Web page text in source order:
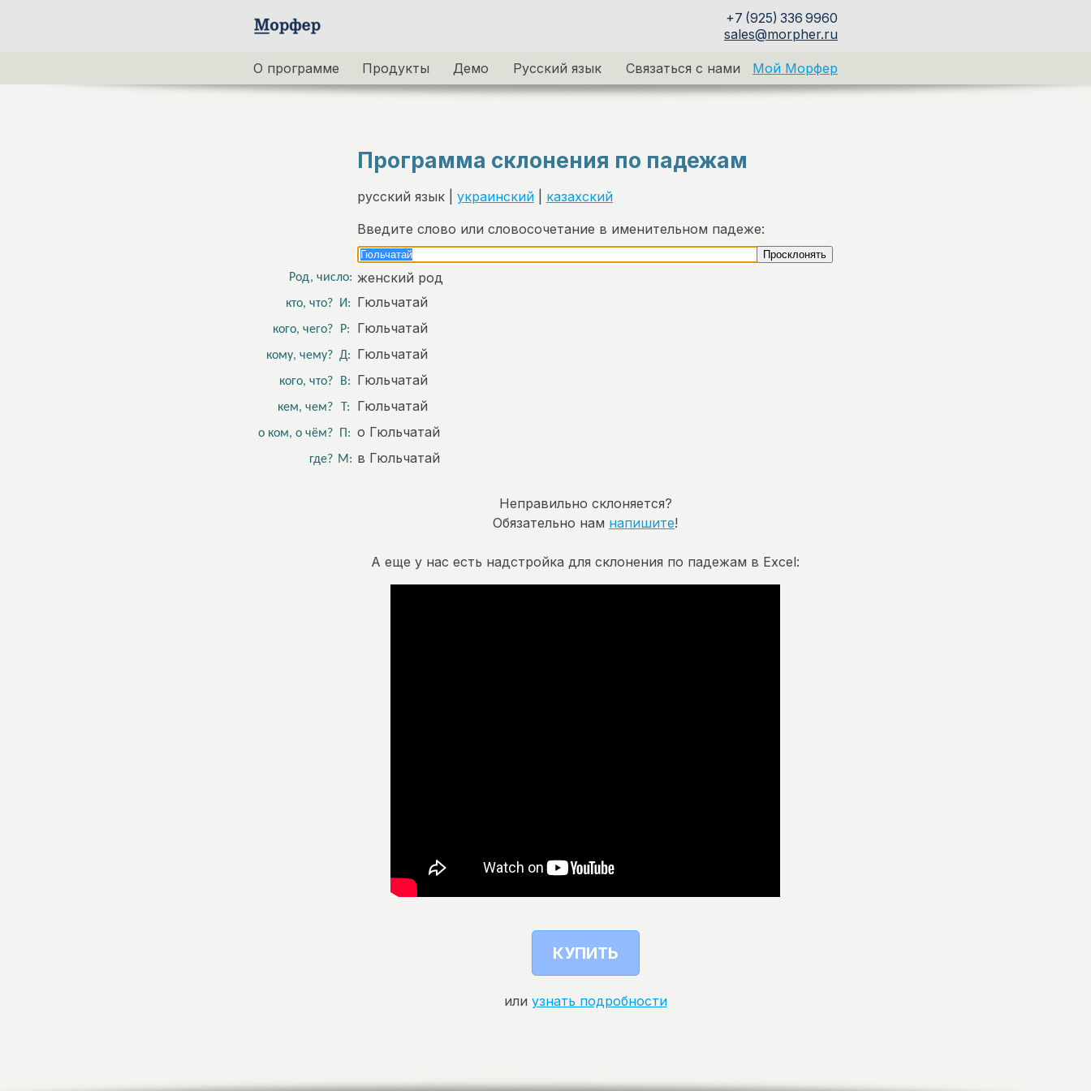
+7 (925) 336 9960
sales@morpher.ru
О программе Продукты Демо Русский язык Связаться с нами Мой Морфер
Программа склонения по падежам
русский язык | украинский
казахский
Введите слово или словосочетание в именительном падеже:
Род, число: женский род
кто, что? И: Гюльчатай
кого, чего? Р: Гюльчатай
кому, чему? Д: Гюльчатай
кого, что? В: Гюльчатай
кем, чем? Т: Гюльчатай
о ком, о чём? П: о Гюльчатай
где? М: в Гюльчатай
Неправильно склоняется?
Обязательно нам напишите!
А еще у нас есть надстройка для склонения по падежам в Excel:
КУПИТЬ
или узнать подробности